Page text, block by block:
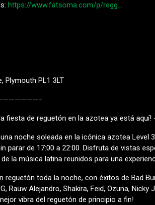
https://www.fatsoma.com/p/regg…
Plymouth PL1 3LT
fiesta de reguetón en la azotea ya está
noche soleada en la icónica azotea Level
parar de 17:00 a 22:00. Disfruta de vistas
la música latina reunidos para una
reguetón toda la noche, con éxitos de Bad
Rauw Alejandro, Shakira, Feid, Ozuna, Nicky
vibra del reguetón de principio a fin!